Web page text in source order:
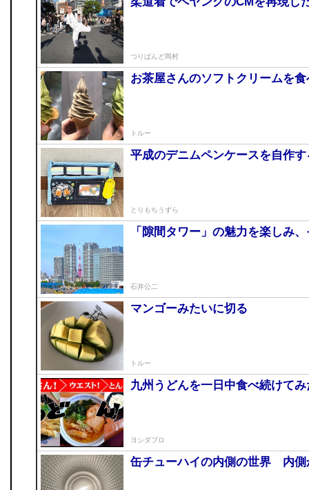
つりばんど岡村
お茶屋さんのソフトクリームを食
トルー
平成のデニムペンケースを自作
とりもちうずら
「隙間タワー」の魅力を楽しみ
石井公二
マンゴーみたいに切る
トルー
九州うどんを一日中食べ続けて
ヨシダプロ
缶チューハイの内側の世界 内側